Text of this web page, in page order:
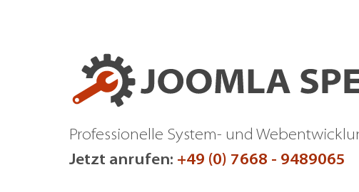
Professionelle System- und
Jetzt anrufen: +49 (0) 7668 - 9489065